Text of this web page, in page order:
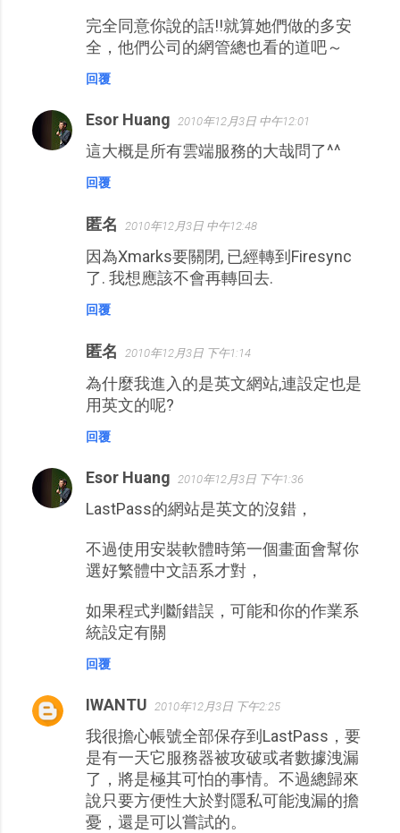
完全同意你說的話!!就算她們做的多安
全，他們公司的網管總也看的道吧～
回覆
Esor Huang 2010年12月3日 中午12:01
這大概是所有雲端服務的大哉問了^^
回覆
匿名 2010年12月3日 中午12:48
因為Xmarks要關閉, 已經轉到Firesync
了. 我想應該不會再轉回去.
回覆
匿名 2010年12月3日 下午1:14
為什麼我進入的是英文網站,連設定也是
用英文的呢?
回覆
Esor Huang 2010年12月3日 下午1:36
LastPass的網站是英文的沒錯，
不過使用安裝軟體時第一個畫面會幫你
選好繁體中文語系才對，
如果程式判斷錯誤，可能和你的作業系
統設定有關
回覆
IWANTU 2010年12月3日 下午2:25
我很擔心帳號全部保存到LastPass，要
是有一天它服務器被攻破或者數據洩漏
了，將是極其可怕的事情。不過總歸來
說只要方便性大於對隱私可能洩漏的擔
憂，還是可以嘗試的。